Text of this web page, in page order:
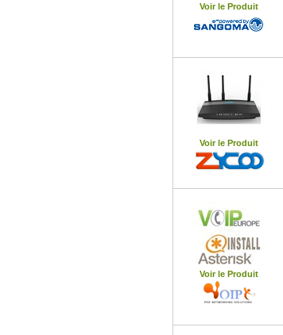
Voir le Produit
Voir le Produit
Voir le Produit